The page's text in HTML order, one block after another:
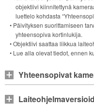
objektiivi kiinnitettynä
luettelo kohdasta
• Päivityksen suorittamiseen
yhteensopiva kortinlukija.
• Objektiivi saattaa liikkua
• Lue alla olevat tiedot, ennen
Yhteensopivat